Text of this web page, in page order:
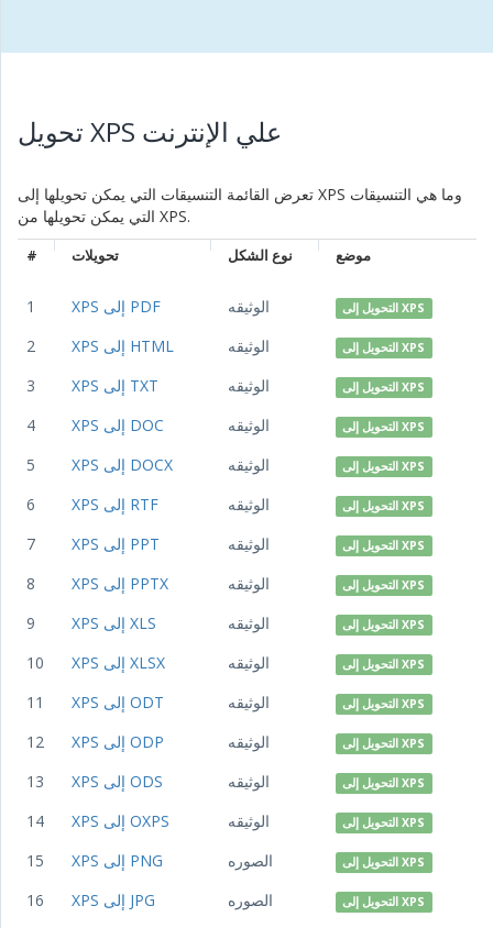
تحويل XPS علي الإنترنت
تعرض القائمة التنسيقات التي يمكن تحويلها إلى XPS وما هي التنسيقات
التي يمكن تحويلها من XPS.
# تحويلات نوع الشكل موضع
1 XPS إلى PDF الوثيقه التحويل إلى XPS
2 XPS إلى HTML الوثيقه التحويل إلى XPS
3 XPS إلى TXT الوثيقه التحويل إلى XPS
4 XPS إلى DOC الوثيقه التحويل إلى XPS
5 XPS إلى DOCX الوثيقه التحويل إلى XPS
6 XPS إلى RTF الوثيقه التحويل إلى XPS
7 XPS إلى PPT الوثيقه التحويل إلى XPS
8 XPS إلى PPTX الوثيقه التحويل إلى XPS
9 XPS إلى XLS الوثيقه التحويل إلى XPS
10 XPS إلى XLSX الوثيقه التحويل إلى XPS
11 XPS إلى ODT الوثيقه التحويل إلى XPS
12 XPS إلى ODP الوثيقه التحويل إلى XPS
13 XPS إلى ODS الوثيقه التحويل إلى XPS
14 XPS إلى OXPS الوثيقه التحويل إلى XPS
15 XPS إلى PNG الصوره التحويل إلى XPS
16 XPS إلى JPG الصوره التحويل إلى XPS